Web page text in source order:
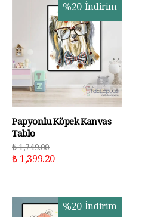
%20 İndirim
Papyonlu Köpek Kanvas
Tablo
₺ 1,749.00
₺ 1,399.20
%20 İndirim